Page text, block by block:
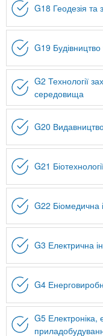
G18 Геодезія та
G19 Будівництво
G2 Технології
середовища
G20
G21
G22 Біомедична
G3 Електрична
G4
G5 Електроніка,